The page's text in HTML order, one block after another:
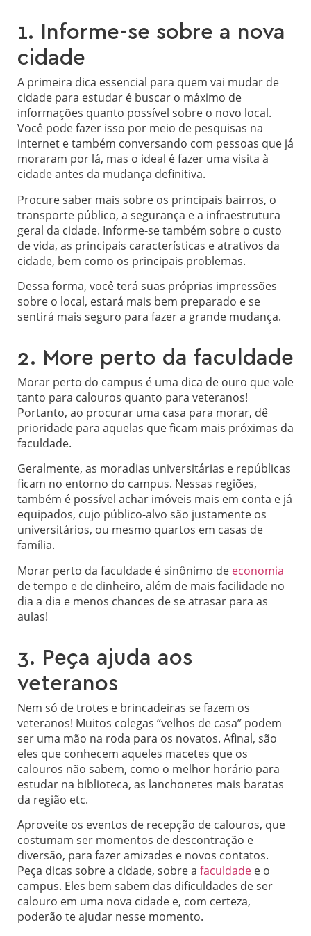
1. Informe-se sobre a nova
cidade
A primeira dica essencial para quem vai mudar de
cidade para estudar é buscar o máximo de
informações quanto possível sobre o novo local.
Você pode fazer isso por meio de pesquisas na
internet e também conversando com pessoas que já
moraram por lá, mas o ideal é fazer uma visita à
cidade antes da mudança definitiva.
Procure saber mais sobre os principais bairros, o
transporte público, a segurança e a infraestrutura
geral da cidade. Informe-se também sobre o custo
de vida, as principais características e atrativos da
cidade, bem como os principais problemas.
Dessa forma, você terá suas próprias impressões
sobre o local, estará mais bem preparado e se
sentirá mais seguro para fazer a grande mudança.
2. More perto da faculdade
Morar perto do campus é uma dica de ouro que vale
tanto para calouros quanto para veteranos!
Portanto, ao procurar uma casa para morar, dê
prioridade para aquelas que ficam mais próximas da
faculdade.
Geralmente, as moradias universitárias e repúblicas
ficam no entorno do campus. Nessas regiões,
também é possível achar imóveis mais em conta e já
equipados, cujo público-alvo são justamente os
universitários, ou mesmo quartos em casas de
família.
Morar perto da faculdade é sinônimo de economia
de tempo e de dinheiro, além de mais facilidade no
dia a dia e menos chances de se atrasar para as
aulas!
3. Peça ajuda aos
veteranos
Nem só de trotes e brincadeiras se fazem os
veteranos! Muitos colegas “velhos de casa” podem
ser uma mão na roda para os novatos. Afinal, são
eles que conhecem aqueles macetes que os
calouros não sabem, como o melhor horário para
estudar na biblioteca, as lanchonetes mais baratas
da região etc.
Aproveite os eventos de recepção de calouros, que
costumam ser momentos de descontração e
diversão, para fazer amizades e novos contatos.
Peça dicas sobre a cidade, sobre a faculdade e o
campus. Eles bem sabem das dificuldades de ser
calouro em uma nova cidade e, com certeza,
poderão te ajudar nesse momento.